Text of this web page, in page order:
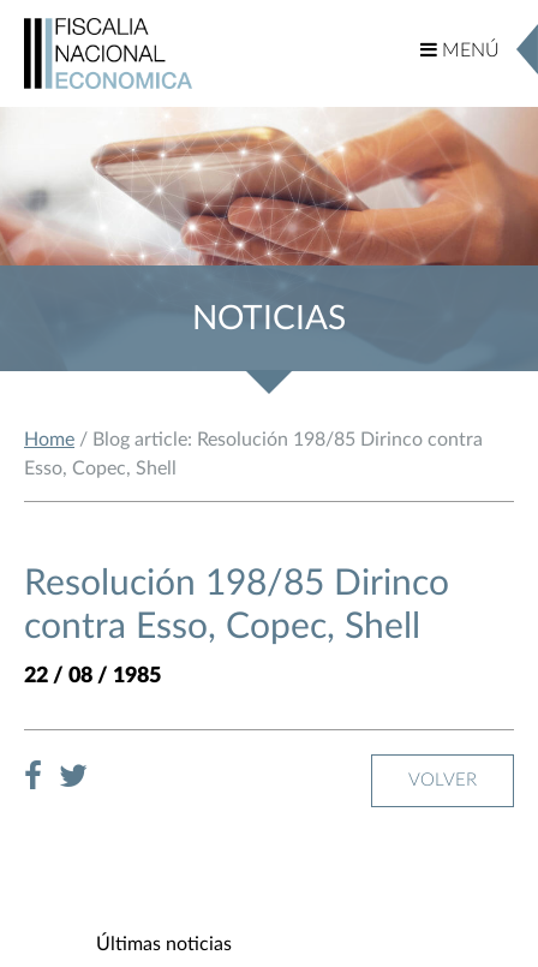
MENÚ
MENÚ
NOTICIAS
Home / Blog article: Resolución 198/85 Dirinco contra
Esso, Copec, Shell
Resolución 198/85 Dirinco
contra Esso, Copec, Shell
22 / 08 / 1985
VOLVER
Últimas noticias